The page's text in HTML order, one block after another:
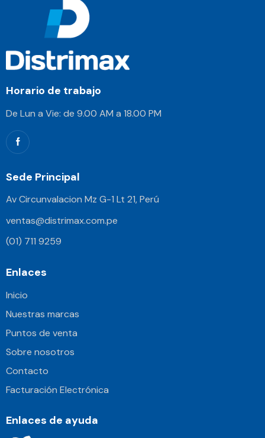
Horario de trabajo
De Lun a Vie: de 9.00 AM a 18.00 PM
Sede Principal
Av Circunvalacion Mz G-1 Lt 21, Perú
ventas@distrimax.com.pe
(01) 711 9259
Enlaces
Inicio
Nuestras marcas
Puntos de venta
Sobre nosotros
Contacto
Facturación Electrónica
Enlaces de ayuda